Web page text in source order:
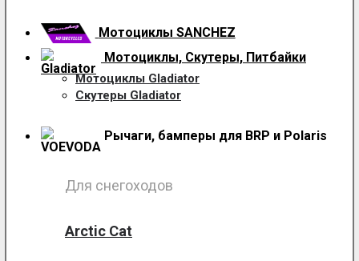
Мотоциклы SANCHEZ
Мотоциклы, Скутеры, Питбайки
Мотоциклы Gladiator
Скутеры Gladiator
Рычаги, бамперы для BRP и Polaris
Для снегоходов
Arctic Cat